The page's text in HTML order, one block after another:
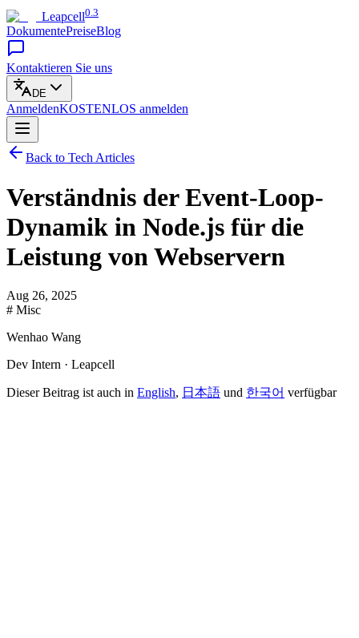
Leapcell0.3
DokumentePreiseBlog
Kontaktieren Sie uns
DE
AnmeldenKOSTENLOS anmelden
Back to Tech Articles
Verständnis der Event-Loop-
Dynamik in Node.js für die
Leistung von Webservern
Aug 26, 2025
# Misc
Wenhao Wang
Dev Intern · Leapcell
Dieser Beitrag ist auch in English, 日本語 und 한국어 verfügbar